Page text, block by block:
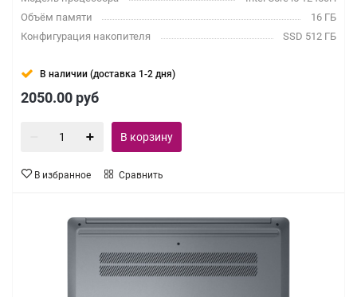
Объём памяти
16 ГБ
Конфигурация накопителя
SSD 512 ГБ
В наличии (доставка 1-2 дня)
2050.00 руб
В корзину
В избранное Сравнить